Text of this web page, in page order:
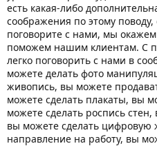
есть какая-либо
соображения по этому
поговорите с нами, мы
поможем нашим клиентам. С
легко поговорить с нами в
можете делать фото
живопись, вы можете
можете сделать плакаты, вы
можете сделать роспись
вы можете сделать цифровую
направление на работу, вы